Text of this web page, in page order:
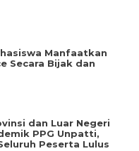
Manfaatkan
Secara Bijak dan
dan Luar Negeri
PPG Unpatti,
Peserta Lulus